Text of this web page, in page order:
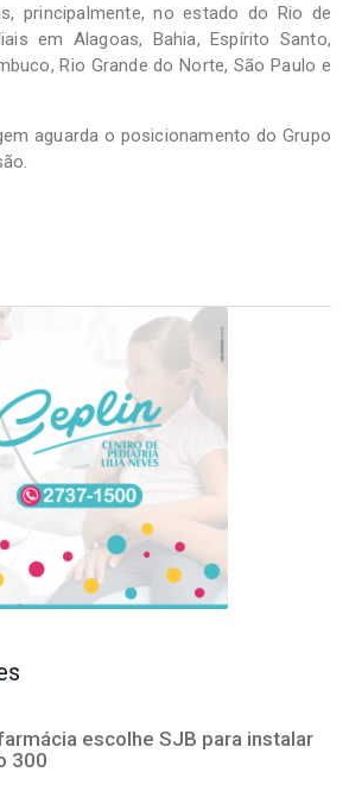
principalmente, no estado do Rio de
em Alagoas, Bahia, Espírito Santo,
Rio Grande do Norte, São Paulo e
aguarda o posicionamento do Grupo
escolhe SJB para instalar
300